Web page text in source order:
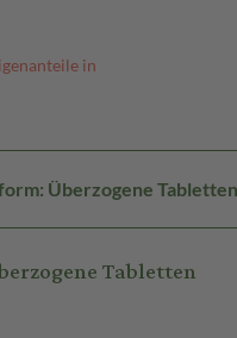
in
Überzogene Tabletten
Tabletten